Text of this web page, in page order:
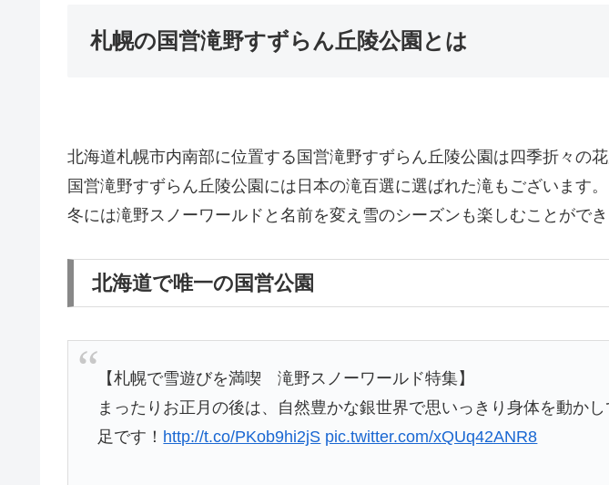
札幌の国営滝野すずらん丘陵公園とは
北海道札幌市内南部に位置する国営滝野すずらん丘陵公園は四季折々の
国営滝野すずらん丘陵公園には日本の滝百選に選ばれた滝もございます。
冬には滝野スノーワールドと名前を変え雪のシーズンも楽しむことができ
北海道で唯一の国営公園
【札幌で雪遊びを満喫 滝野スノーワールド特集】
まったりお正月の後は、自然豊かな銀世界で思いっきり身体を動か
足です！ http://t.co/PKob9hi2jS pic.twitter.com/xQUq42ANR8